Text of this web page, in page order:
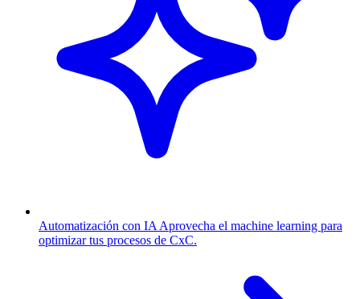
Automatización con IA Aprovecha el machine learning para
optimizar tus procesos de CxC.